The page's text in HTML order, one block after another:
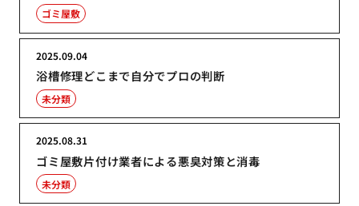
ゴミ屋敷
浴槽修理どこまで自分でプロの判断
2025.09.04
未分類
ゴミ屋敷片付け業者による悪臭対策と消毒
2025.08.31
未分類